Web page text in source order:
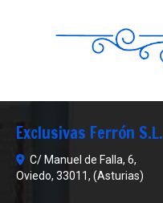
Exclusivas Ferrón S.L.
C/ Manuel de Falla, 6,
Oviedo, 33011, (Asturias)